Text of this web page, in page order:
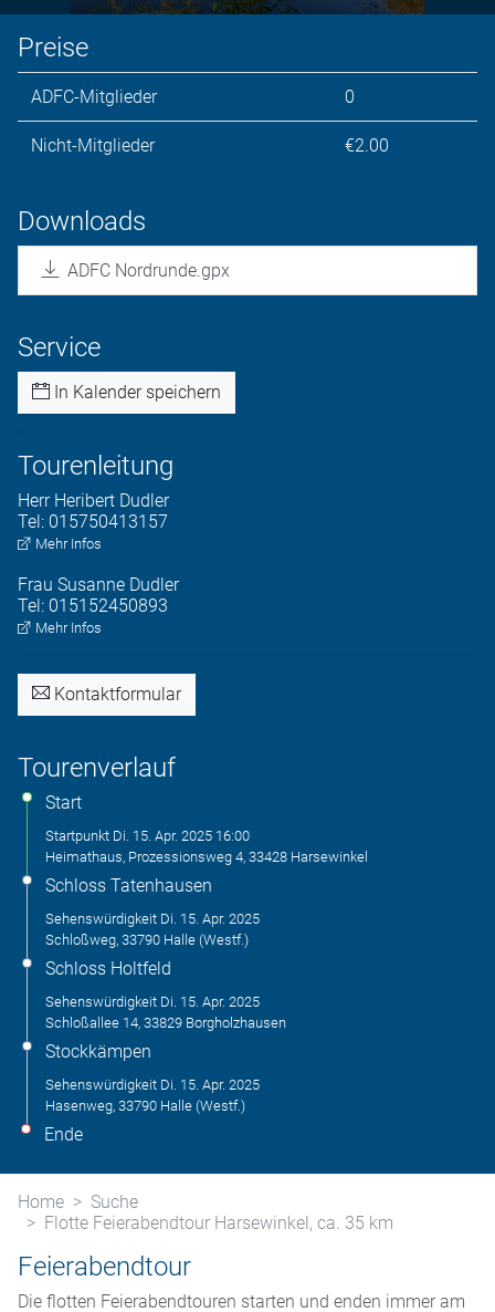
Preise
ADFC-Mitglieder 0
Nicht-Mitglieder €2.00
Downloads
ADFC Nordrunde.gpx
Service
In Kalender speichern
Tourenleitung
Herr Heribert Dudler
Tel: 015750413157
Mehr Infos
Frau Susanne Dudler
Tel: 015152450893
Mehr Infos
Kontaktformular
Tourenverlauf
Start
Startpunkt Di. 15. Apr. 2025 16:00
Heimathaus, Prozessionsweg 4, 33428 Harsewinkel
Schloss Tatenhausen
Sehenswürdigkeit Di. 15. Apr. 2025
Schloßweg, 33790 Halle (Westf.)
Schloss Holtfeld
Sehenswürdigkeit Di. 15. Apr. 2025
Schloßallee 14, 33829 Borgholzhausen
Stockkämpen
Sehenswürdigkeit Di. 15. Apr. 2025
Hasenweg, 33790 Halle (Westf.)
Ende
Home
Suche
Flotte Feierabendtour Harsewinkel, ca. 35 km
Feierabendtour
Die flotten Feierabendtouren starten und enden immer am